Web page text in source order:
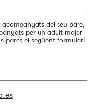
del seu pare,
per un adult major
pares el següent formulari